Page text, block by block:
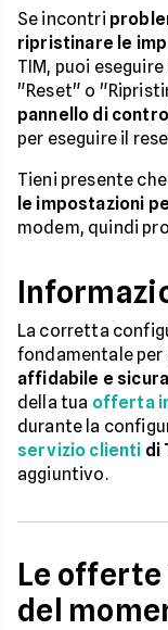
Se incontri
ripristinare le
TIM, puoi
"Reset" o
pannello di
per eseguire il
Tieni presente
le impostazioni
modem, quindi
La corretta
fondamentale per
affidabile e sicura
della tua offerta
durante la
servizio clienti di
aggiuntivo.
Le offerte
del